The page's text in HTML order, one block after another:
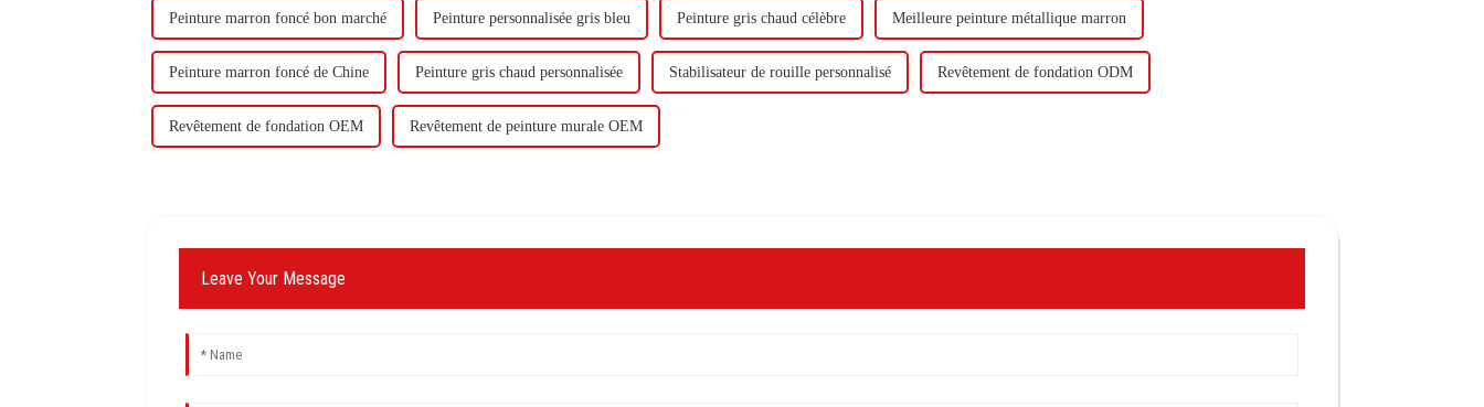
Peinture marron foncé bon marché Peinture personnalisée gris bleu Peinture gris chaud célèbre Meilleure peinture métallique marron
Peinture marron foncé de Chine Peinture gris chaud personnalisée Stabilisateur de rouille personnalisé Revêtement de fondation ODM
Revêtement de fondation OEM Revêtement de peinture murale OEM
Leave Your Message